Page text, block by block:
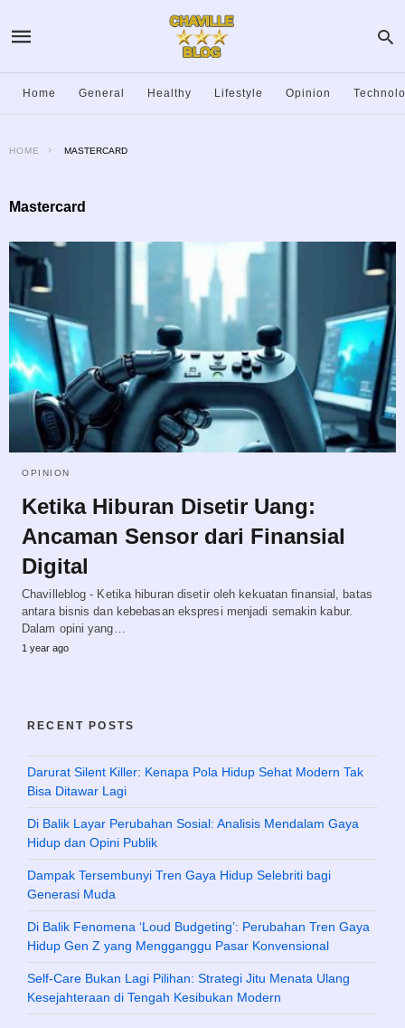
Home General Healthy Lifestyle Opinion
HOME MASTERCARD
Mastercard
OPINION
Ketika Hiburan Disetir Uang:
Ancaman Sensor dari Finansial
Digital
Chavilleblog - Ketika hiburan disetir oleh kekuatan finansial, batas
antara bisnis dan kebebasan ekspresi menjadi semakin kabur.
Dalam opini yang…
1 year ago
RECENT POSTS
Darurat Silent Killer: Kenapa Pola Hidup Sehat Modern Tak
Bisa Ditawar Lagi
Di Balik Layar Perubahan Sosial: Analisis Mendalam Gaya
Hidup dan Opini Publik
Dampak Tersembunyi Tren Gaya Hidup Selebriti bagi
Generasi Muda
Di Balik Fenomena ‘Loud Budgeting’: Perubahan Tren Gaya
Hidup Gen Z yang Mengganggu Pasar Konvensional
Self-Care Bukan Lagi Pilihan: Strategi Jitu Menata Ulang
Kesejahteraan di Tengah Kesibukan Modern